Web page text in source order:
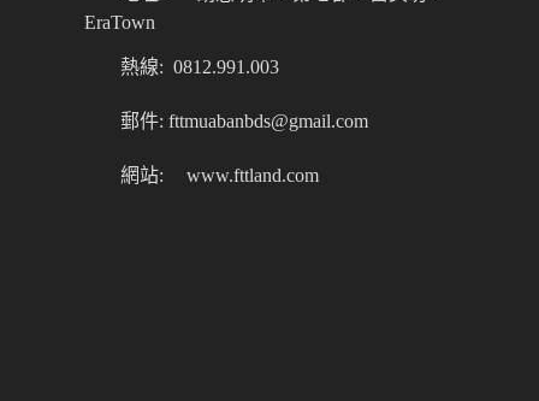
EraTown
熱線: 0812.991.003
郵件: fttmuabanbds@gmail.com
網站: www.fttland.com